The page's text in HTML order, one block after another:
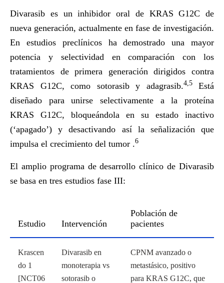
Divarasib es un inhibidor oral de KRAS G12C de
nueva generación, actualmente en fase de investigación.
En estudios preclínicos ha demostrado una mayor
potencia y selectividad en comparación con los
tratamientos de primera generación dirigidos contra
KRAS G12C, como sotorasib y adagrasib.4,5Está
diseñado para unirse selectivamente a la proteína
KRAS G12C, bloqueándola en su estado inactivo
(‘apagado’) y desactivando así la señalización que
impulsa el crecimiento del tumor .6
El amplio programa de desarrollo clínico de Divarasib
se basa en tres estudios fase III:
Estudio Intervención
Población de
pacientes
Krascen
do 1
[NCT06
Divarasib en
monoterapia vs
sotorasib o
CPNM avanzado o
metastásico, positivo
para KRAS G12C, que